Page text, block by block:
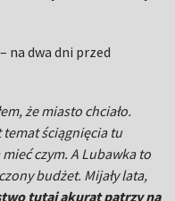
budżet. Mijały lata,
Ja powiedziałem:
ale potem nie
jestbudowa